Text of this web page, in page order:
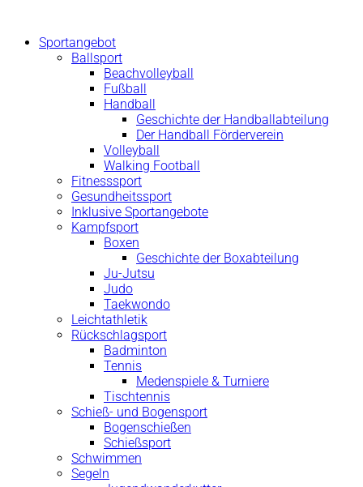
springenSportangebot
Ballsport
Beachvolleyball
Fußball
Handball
Geschichte der Handballabteilung
Der Handball Förderverein
Volleyball
Walking Football
Fitnesssport
Gesundheitssport
Inklusive Sportangebote
Kampfsport
Boxen
Geschichte der Boxabteilung
Ju-Jutsu
Judo
Taekwondo
Leichtathletik
Rückschlagsport
Badminton
Tennis
Medenspiele & Turniere
Tischtennis
Schieß- und Bogensport
Bogenschießen
Schießsport
Schwimmen
Segeln